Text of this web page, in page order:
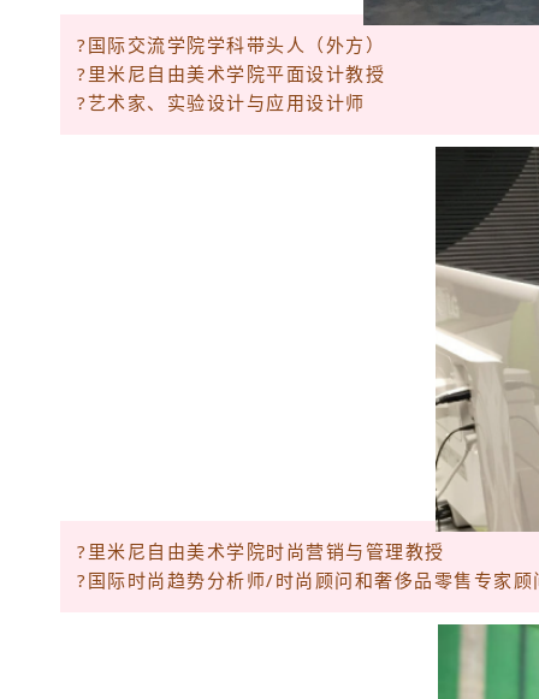
?国际交流学院学科带头人（外方）
?里米尼自由美术学院平面设计教授
?艺术家、实验设计与应用设计师
?里米尼自由美术学院时尚营销与管理教授
?国际时尚趋势分析师/时尚顾问和奢侈品零售专家